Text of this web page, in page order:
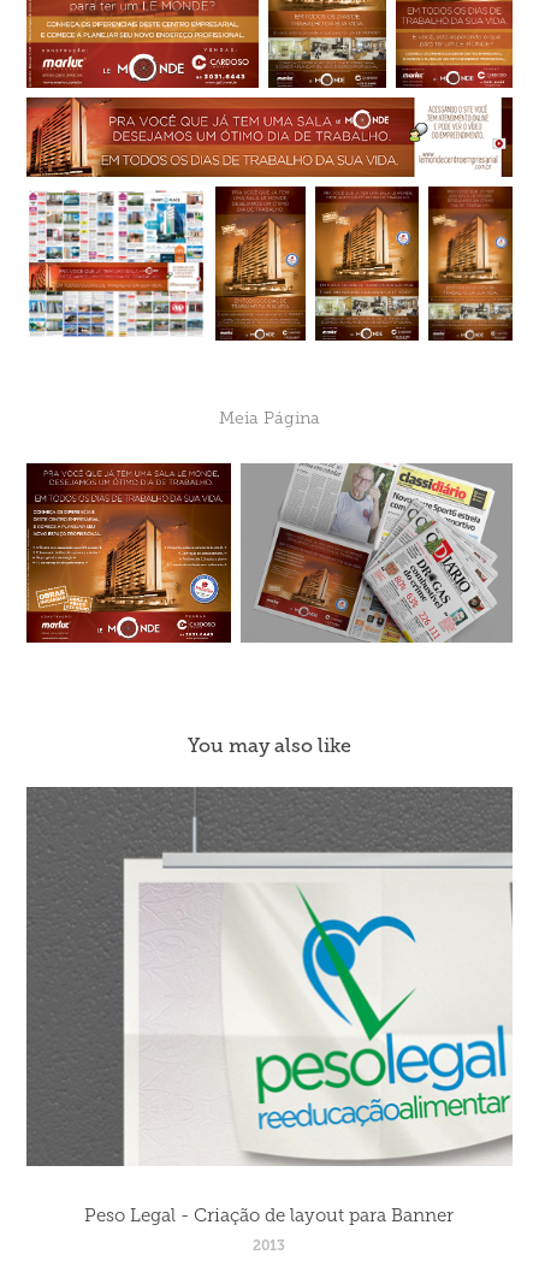
Meia Página
You may also like
Peso Legal - Criação de layout para Banner
2013